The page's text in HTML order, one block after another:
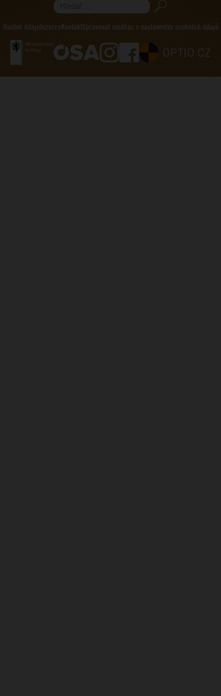
Hledat...
Osobní údaje Inzerce KontaktSpravovat souhlas s nastavením osobních údajů